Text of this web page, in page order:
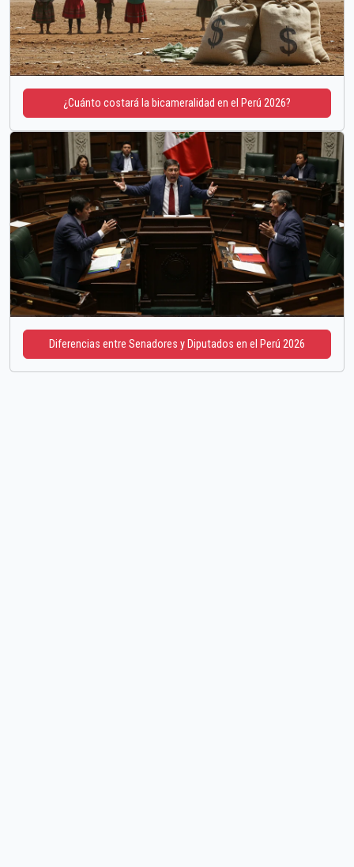
¿Cuánto costará la bicameralidad en el Perú 2026?
Diferencias entre Senadores y Diputados en el Perú 2026